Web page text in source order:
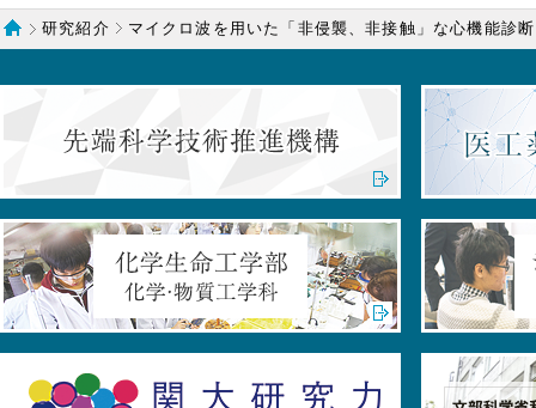
ホーム
研究紹介 マイクロ波を用いた「非侵襲、非接触」な心機能診